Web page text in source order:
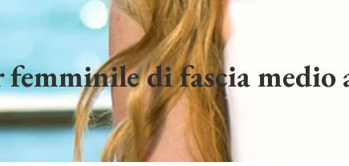
femminile di fascia medio